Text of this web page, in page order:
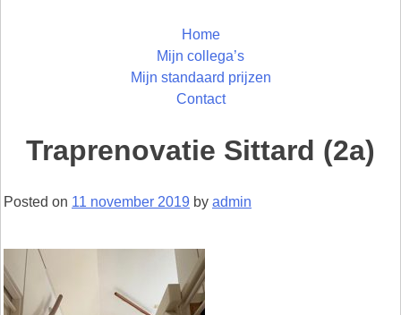
Home
Mijn collega’s
Mijn standaard prijzen
Contact
Traprenovatie Sittard (2a)
Posted on 11 november 2019 by admin